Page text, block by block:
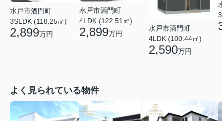
水戸市酒門町
3SLDK (118.25㎡)
2,899万円
水戸市酒門町
4LDK (122.51㎡)
2,899万円
水戸市酒門町
4LDK (100.44㎡)
2,590万円
よく見られている物件